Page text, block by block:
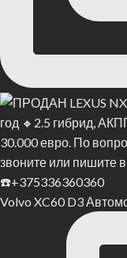
Volvo XC60 D3